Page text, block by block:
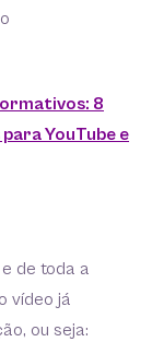
8
YouTube e
de toda a
vídeo já
ou seja: